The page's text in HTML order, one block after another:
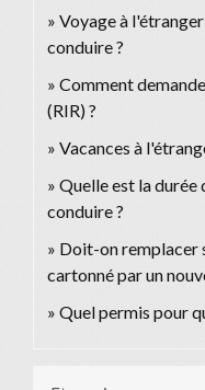
Voyage à
conduire ?
Comment
(RIR) ?
Vacances à
Quelle est la durée
conduire ?
Doit-on remplacer
cartonné par un
Quel permis pour